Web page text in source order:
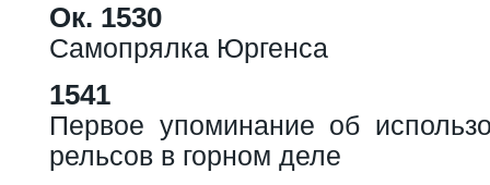
Ок. 1530
Самопрялка Юргенса
1541
Первое упоминание об
рельсов в горном деле